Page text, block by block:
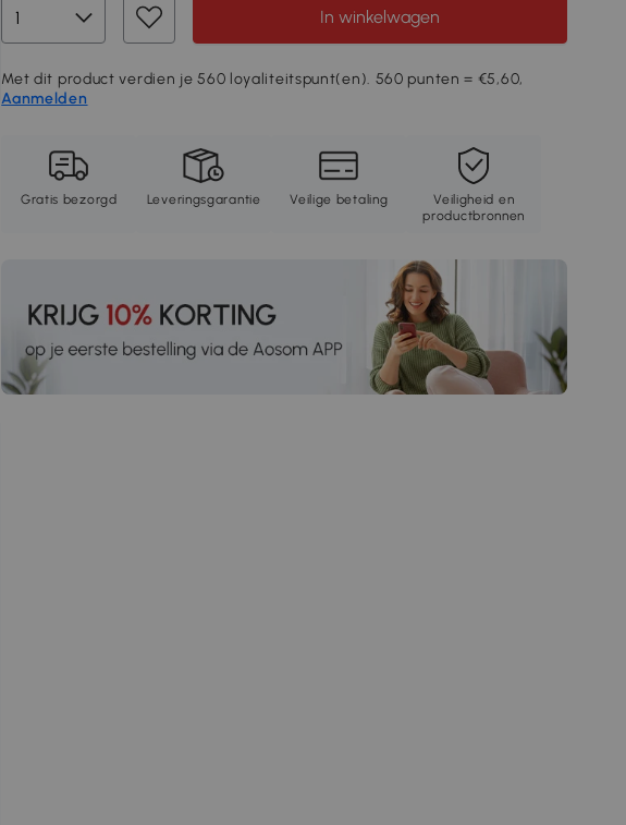
In winkelwagen
Met dit product verdien je 560 loyaliteitspunt(en). 560 punten = €5,60,
Aanmelden
Gratis bezorgd Leveringsgarantie Veilige betaling
Veiligheid en
productbronnen